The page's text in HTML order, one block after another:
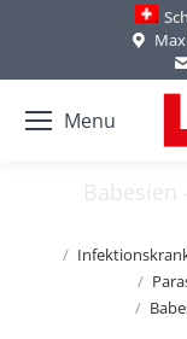
Menu
Babesien